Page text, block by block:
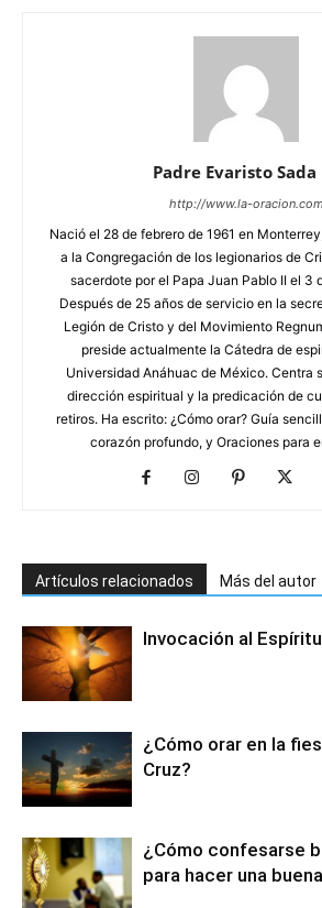
Padre Evaristo Sada
http://www.la-oracion.com
Nació el 28 de febrero de 1961 en
a la Congregación de los legionarios de
sacerdote por el Papa Juan Pablo II el 3
Después de 25 años de servicio en la
Legión de Cristo y del Movimiento
preside actualmente la Cátedra de
Universidad Anáhuac de México. Centra
dirección espiritual y la predicación de
retiros. Ha escrito: ¿Cómo orar? Guía
corazón profundo, y Oraciones para
Artículos relacionados Más del autor
Invocación al
¿Cómo orar en la
Cruz?
¿Cómo confesarse
para hacer una